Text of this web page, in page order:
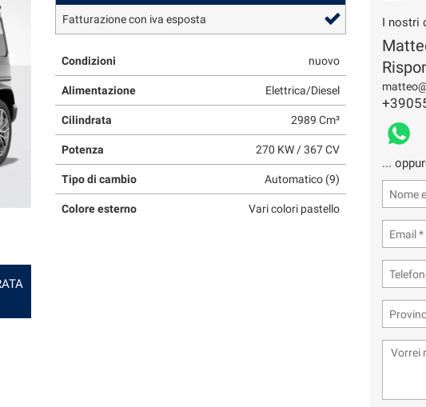
Fatturazione con iva esposta
Condizioni nuovo
Alimentazione Elettrica/Diesel
Cilindrata 2989 Cm³
Potenza 270 KW / 367 CV
Tipo di cambio Automatico (9)
Colore esterno Vari colori pastello
I nostri
...